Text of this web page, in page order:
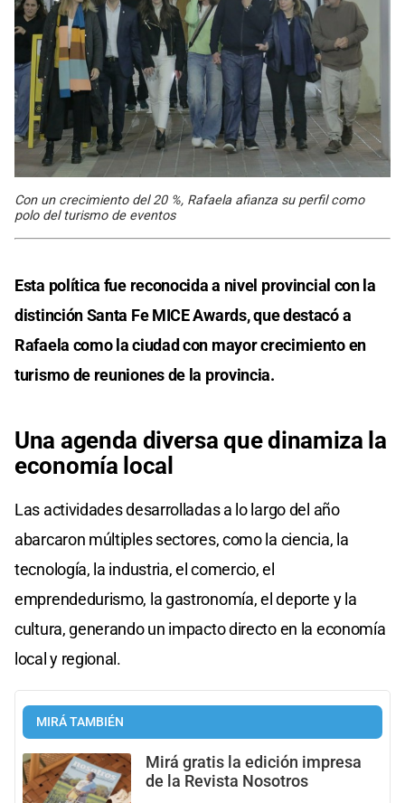
Con un crecimiento del 20 %, Rafaela afianza su perfil como
polo del turismo de eventos
Esta política fue reconocida a nivel provincial con la
distinción Santa Fe MICE Awards, que destacó a
Rafaela como la ciudad con mayor crecimiento en
turismo de reuniones de la provincia.
Una agenda diversa que dinamiza la
economía local
Las actividades desarrolladas a lo largo del año
abarcaron múltiples sectores, como la ciencia, la
tecnología, la industria, el comercio, el
emprendedurismo, la gastronomía, el deporte y la
cultura, generando un impacto directo en la economía
local y regional.
MIRÁ TAMBIÉN
Mirá gratis la edición impresa
de la Revista Nosotros